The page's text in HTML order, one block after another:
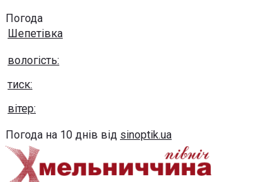
Погода
Шепетівка
вологість:
тиск:
вітер:
Погода на 10 днів від sinoptik.ua